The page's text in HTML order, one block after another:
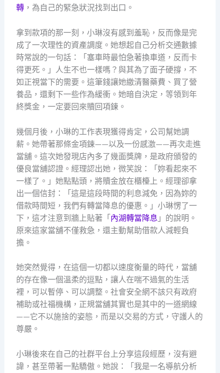
轉，為自己的緊急狀況找到出口。
拿到款項的那一刻，小琳沒有感到羞恥，反而像是完
成了一次理性的資產調度。她想起自己分析交通數據
時常說的一句話：「塞車時最怕急著換車道，反而卡
得更死。」人生不也一樣嗎？與其為了面子硬撐，不
如正視當下的需要。這筆錢讓她繳清醫藥費、買了營
養品，還剩下一些作為緩衝。她暗自決定，等領到年
終獎金，一定要回來贖回項鍊。
幾個月後，小琳的工作表現獲得肯定，公司幫她調
薪。她帶著那條金項鍊——以及一份感激——再次走進
當舖。這次她發現店內多了幾面獎牌，是政府頒發的
優良當舖認證。經理認出她，微笑說：「妳看起來不
一樣了。」她點點頭，將贖金放在櫃檯上。經理卻拿
出一個信封：「這是這段時間的利息減免，因為妳的
借款時間短，我們有轉當降息的優惠。」小琳愣了一
下，這才注意到牆上貼著「 內湖轉當降息 」的說明。
原來這家當舖不僅救急，還主動幫助借款人減輕負
擔。
她突然覺得，在這個一切都以速度衡量的時代，當舖
的存在像一個溫柔的逗點，讓人在喘不過氣的生活
裡，可以暫停、可以調整。社會安全網不該只有政府
補助或社福機構，正規當舖其實也是其中的一道網線
——它不以施捨的姿態，而是以交易的方式，守護人的
尊嚴。
小琳後來在自己的社群平台上分享這段經歷，沒有避
諱，甚至帶著一點驕傲。她說：「我是一名導航分析